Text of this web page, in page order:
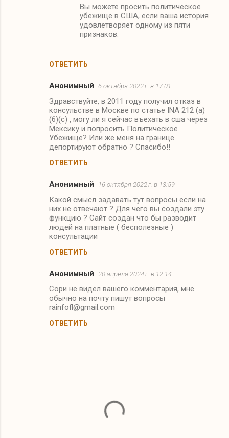
ОТВЕТИТЬ
Вы можете просить политическое
убежище в США, если ваша история
удовлетворяет одному из пяти
признаков.
Анонимный 6 октября 2022 г. в 17:01
Здравствуйте, в 2011 году получил отказ в
консульстве в Москве по статье INA 212 (a)
(6)(c) , могу ли я сейчас въехать в сша через
Мексику и попросить Политическое
Убежище? Или же меня на границе
депортируют обратно ? Спасибо!!
ОТВЕТИТЬ
Анонимный 16 октября 2022 г. в 13:59
Какой смысл задавать тут вопросы если на
них не отвечают ? Для чего вы создали эту
функцию ? Сайт создан что бы разводит
людей на платные ( бесполезные )
консультации
ОТВЕТИТЬ
Анонимный 20 апреля 2024 г. в 12:14
Сори не видел вашего комментария, мне
обычно на почту пишут вопросы
rainfofl@gmail.com
ОТВЕТИТЬ